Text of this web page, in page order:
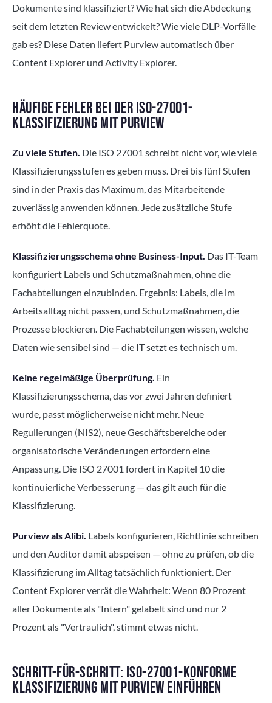
Dokumente sind klassifiziert? Wie hat sich die Abdeckung
seit dem letzten Review entwickelt? Wie viele DLP-Vorfälle
gab es? Diese Daten liefert Purview automatisch über
Content Explorer und Activity Explorer.
HÄUFIGE FEHLER BEI DER ISO-27001-
KLASSIFIZIERUNG MIT PURVIEW
Zu viele Stufen. Die ISO 27001 schreibt nicht vor, wie viele
Klassifizierungsstufen es geben muss. Drei bis fünf Stufen
sind in der Praxis das Maximum, das Mitarbeitende
zuverlässig anwenden können. Jede zusätzliche Stufe
erhöht die Fehlerquote.
Klassifizierungsschema ohne Business-Input. Das IT-Team
konfiguriert Labels und Schutzmaßnahmen, ohne die
Fachabteilungen einzubinden. Ergebnis: Labels, die im
Arbeitsalltag nicht passen, und Schutzmaßnahmen, die
Prozesse blockieren. Die Fachabteilungen wissen, welche
Daten wie sensibel sind — die IT setzt es technisch um.
Keine regelmäßige Überprüfung. Ein
Klassifizierungsschema, das vor zwei Jahren definiert
wurde, passt möglicherweise nicht mehr. Neue
Regulierungen (NIS2), neue Geschäftsbereiche oder
organisatorische Veränderungen erfordern eine
Anpassung. Die ISO 27001 fordert in Kapitel 10 die
kontinuierliche Verbesserung — das gilt auch für die
Klassifizierung.
Purview als Alibi. Labels konfigurieren, Richtlinie schreiben
und den Auditor damit abspeisen — ohne zu prüfen, ob die
Klassifizierung im Alltag tatsächlich funktioniert. Der
Content Explorer verrät die Wahrheit: Wenn 80 Prozent
aller Dokumente als "Intern" gelabelt sind und nur 2
Prozent als "Vertraulich", stimmt etwas nicht.
SCHRITT-FÜR-SCHRITT: ISO-27001-KONFORME
KLASSIFIZIERUNG MIT PURVIEW EINFÜHREN